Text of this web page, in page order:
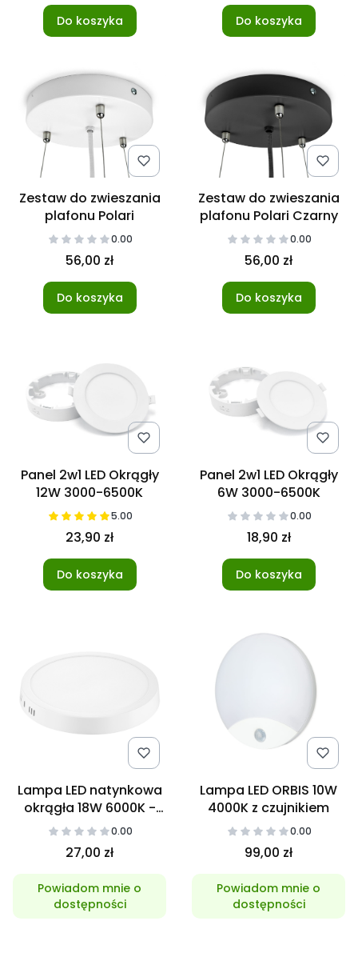
Do koszyka Do koszyka
Zestaw do zwieszania
plafonu Polari
0.00
56,00 zł
Do koszyka
Zestaw do zwieszania
plafonu Polari Czarny
0.00
56,00 zł
Do koszyka
Panel 2w1 LED Okrągły
12W 3000-6500K
5.00
23,90 zł
Do koszyka
Panel 2w1 LED Okrągły
6W 3000-6500K
0.00
18,90 zł
Do koszyka
Lampa LED natynkowa
okrągła 18W 6000K -
barwa Zimna
0.00
27,00 zł
Powiadom mnie o
dostępności
Lampa LED ORBIS 10W
4000K z czujnikiem
0.00
99,00 zł
Powiadom mnie o
dostępności